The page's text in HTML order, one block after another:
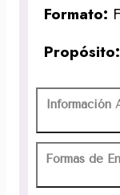
Formato:
Propósito:
Información
Formas de